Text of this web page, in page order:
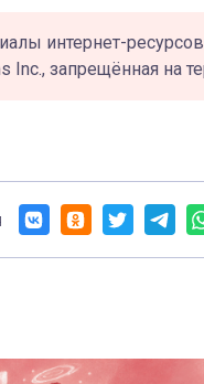
интернет-
Inc., запрещённая на